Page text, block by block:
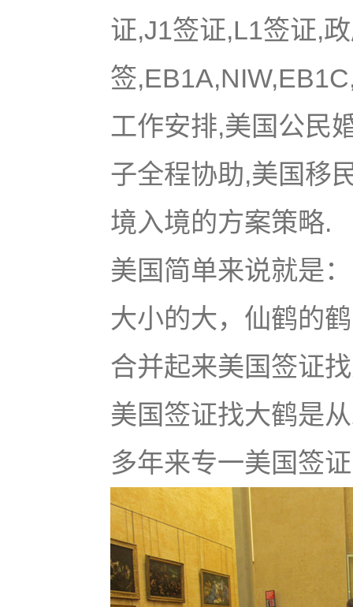
证,J1签证,L1签证,
签
工作安排,美国公民
子全程协助,美国移
境入境的方案策略.
美国简单来说就是
大小的大，仙鹤的
合并起来美国签证
美国签证找大鹤是
多年来专一美国签